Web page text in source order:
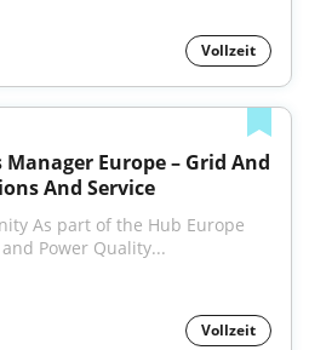
Vollzeit
Europe – Grid And
And Service
As part of the Hub Europe
Power Quality...
Vollzeit